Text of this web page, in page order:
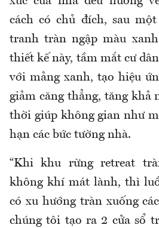
cách có chủ đích, sau m
tranh tràn ngập màu
thiết kế này, tầm mắt cư d
với mảng xanh, tạo hiệu
giảm căng thẳng, tăng khả
thời giúp không gian như m
hạn các bức tường nhà.
“Khi khu rừng retreat tr
không khí mát lành, thì lu
có xu hướng tràn xuống c
chúng tôi tạo ra 2 cửa sổ